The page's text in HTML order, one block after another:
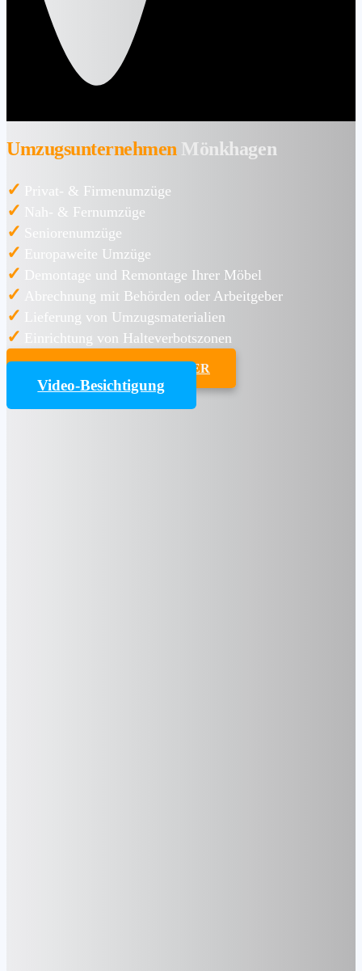
UmzugsunternehmenMönkhagen
✓ Privat- & Firmenumzüge
✓ Nah- & Fernumzüge
✓ Seniorenumzüge
✓ Europaweite Umzüge
✓ Demontage und Remontage Ihrer Möbel
✓ Abrechnung mit Behörden oder Arbeitgeber
✓ Lieferung von Umzugsmaterialien
✓ Einrichtung von Halteverbotszonen
UMZUGSKOSTENRECHNER
Video-Besichtigung